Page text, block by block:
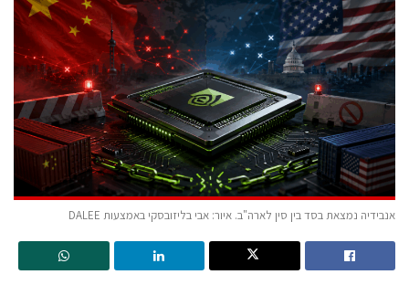
אנבידיה נמצאת בסד בין סין לארה"ב. איור: אבי בליזובסקי באמצעות DALEE